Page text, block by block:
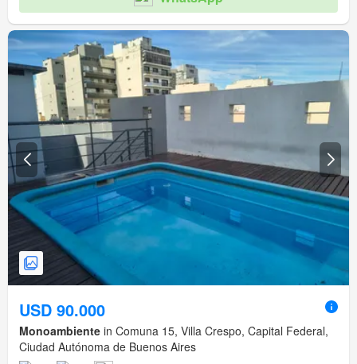
USD 90.000
Monoambiente in Comuna 15, Villa Crespo, Capital Federal,
Ciudad Autónoma de Buenos Aires